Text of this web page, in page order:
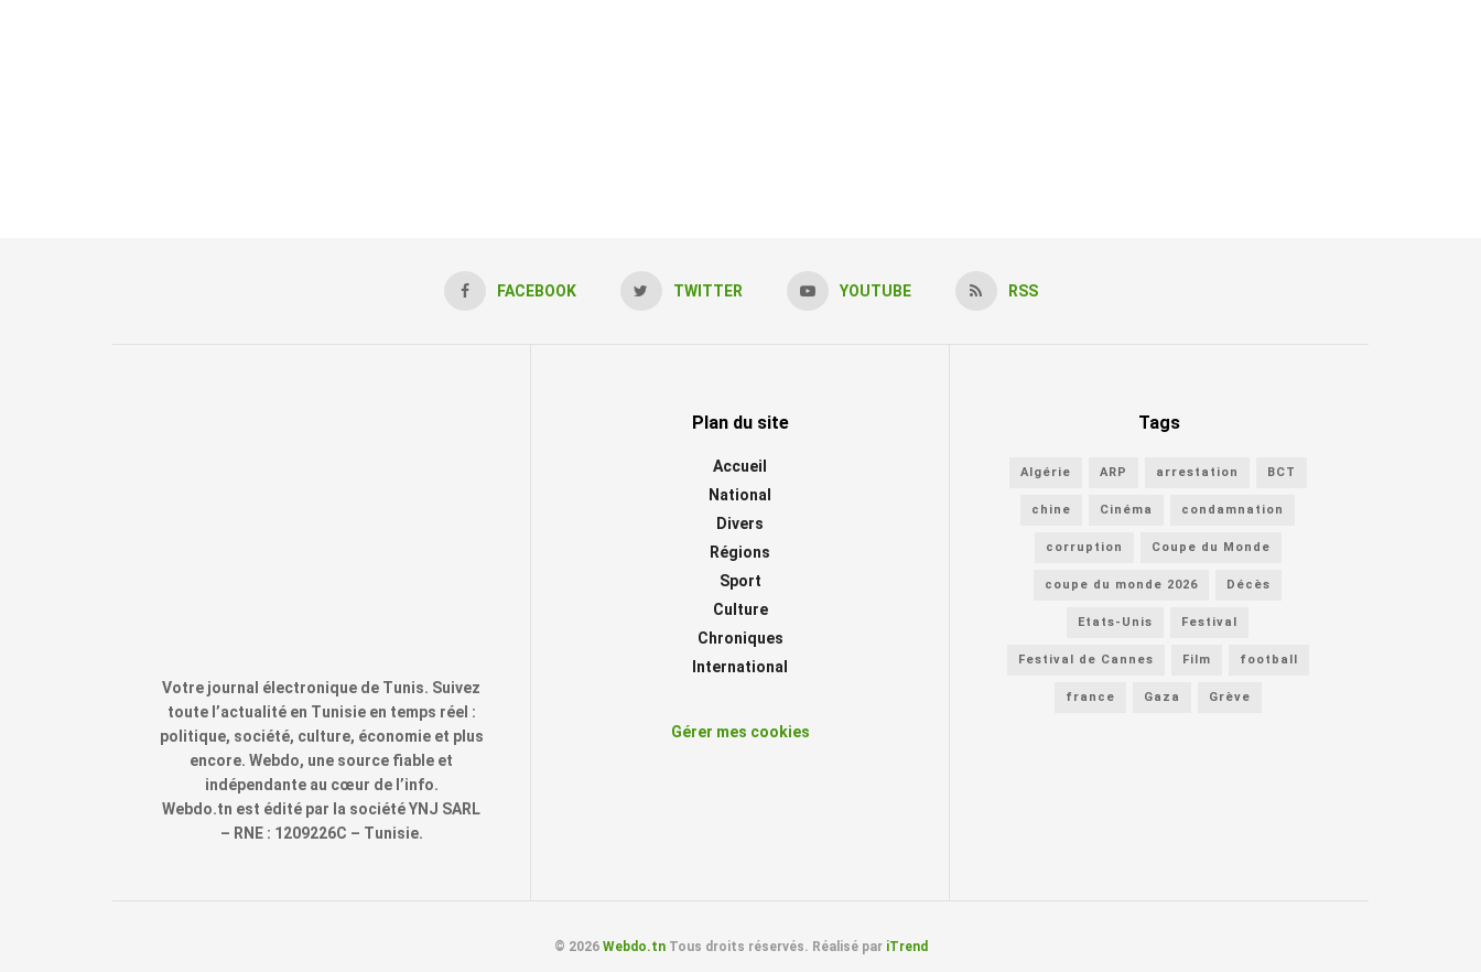
FACEBOOK TWITTER YOUTUBE RSS
Votre journal électronique de Tunis. Suivez
toute l’actualité en Tunisie en temps réel :
politique, société, culture, économie et plus
encore. Webdo, une source fiable et
indépendante au cœur de l’info.
Webdo.tn est édité par la société YNJ SARL
– RNE : 1209226C – Tunisie.
Plan du site
Accueil
National
Divers
Régions
Sport
Culture
Chroniques
International
Gérer mes cookies
Tags
Algérie ARP arrestation BCT
chine Cinéma condamnation
corruption Coupe du Monde
coupe du monde 2026 Décès
Etats-Unis Festival
Festival de Cannes Film football
france Gaza Grève
© 2026 Webdo.tnTous droits réservés. Réalisé par iTrend